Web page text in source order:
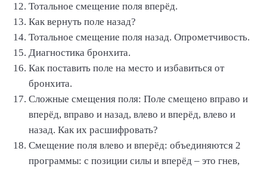
Тотальное смещение поля вперёд.
Как вернуть поле назад?
Тотальное смещение поля назад. Опрометчивость.
Диагностика бронхита.
Как поставить поле на место и избавиться от
бронхита.
Сложные смещения поля: Поле смещено вправо и
вперёд, вправо и назад, влево и вперёд, влево и
назад. Как их расшифровать?
Смещение поля влево и вперёд: объединяются 2
программы: с позиции силы и вперёд – это гнев,